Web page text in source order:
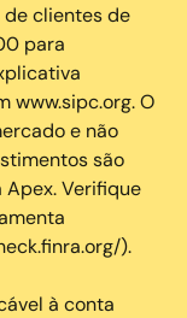
de clientes de
para
www.sipc.org. O
e não
são
Verifique
).
à conta